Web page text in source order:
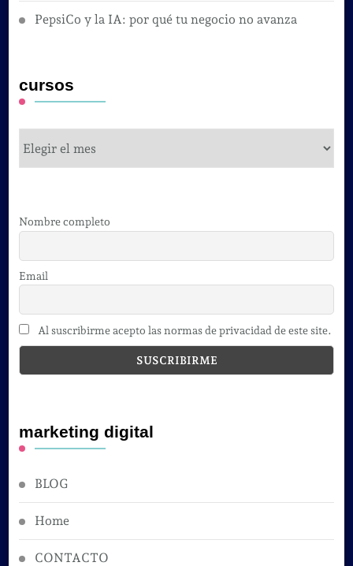
PepsiCo y la IA: por qué tu negocio no avanza
cursos
Nombre completo
Email
Al suscribirme acepto las normas de privacidad de este site.
marketing digital
BLOG
Home
CONTACTO